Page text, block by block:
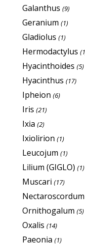
Galanthus (9)
Geranium (1)
Gladiolus (1)
Hermodactylus
Hyacinthoides (5)
Hyacinthus (17)
Ipheion (6)
Iris (21)
Ixia (2)
Ixiolirion (1)
Leucojum (1)
Lilium (GIGLO) (1)
Muscari (17)
Nectaroscordum
Ornithogalum (5)
Oxalis (14)
Paeonia (1)